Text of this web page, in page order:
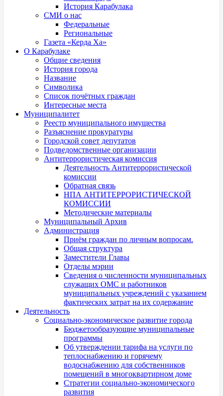
История Карабулака
СМИ о нас
Федеральные
Региональные
Газета «Керда Ха»
О Карабулаке
Общие сведения
История города
Название
Символика
Список почётных граждан
Интересные места
Муниципалитет
Реестр муниципального имущества
Разъяснение прокуратуры
Городской совет депутатов
Подведомственные организации
Антитеррористическая комиссия
Деятельность Антитеррористической
комиссии
Обратная связь
НПА АНТИТЕРРОРИСТИЧЕСКОЙ
КОМИССИИ
Методические материалы
Муниципальный Архив
Администрация
Приём граждан по личным вопросам.
Общая структура
Заместители Главы
Отделы мэрии
Сведения о численности муниципальных
служащих ОМС и работников
муниципальных учреждений с указанием
фактических затрат на их содержание
Деятельность
Социально-экономическое развитие города
Бюджетообразующие муниципальные
программы
Об утверждении тарифа на услуги по
теплоснабжению и горячему
водоснабжению для собственников
помещений в многоквартирном доме
Стратегии социально-экономического
развития